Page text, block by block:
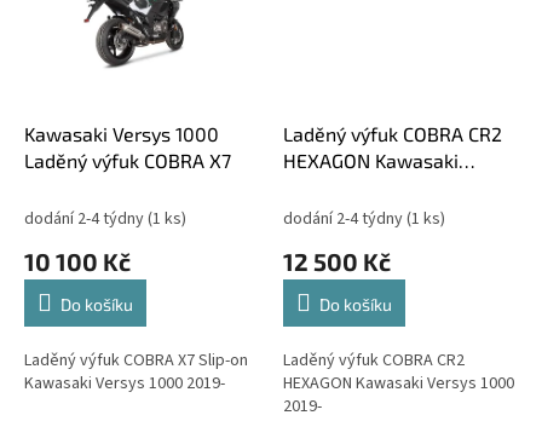
Kawasaki Versys 1000
Laděný výfuk COBRA X7
dodání 2-4 týdny(1 ks)
10 100 Kč
Do košíku
Laděný výfuk COBRA X7 Slip-on
Kawasaki Versys 1000 2019-
Laděný výfuk COBRA CR2
HEXAGON Kawasaki
dodání 2-4 týdny(1 ks)
12 500 Kč
Do košíku
Laděný výfuk COBRA CR2
HEXAGON Kawasaki Versys 1000
2019-